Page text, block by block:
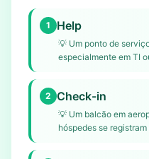
1 Help
💡 Um ponto de
especialmente em TI
2 Check-in
💡 Um balcão em
hóspedes se